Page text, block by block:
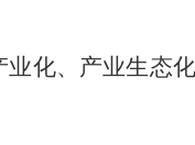
化、产业生态